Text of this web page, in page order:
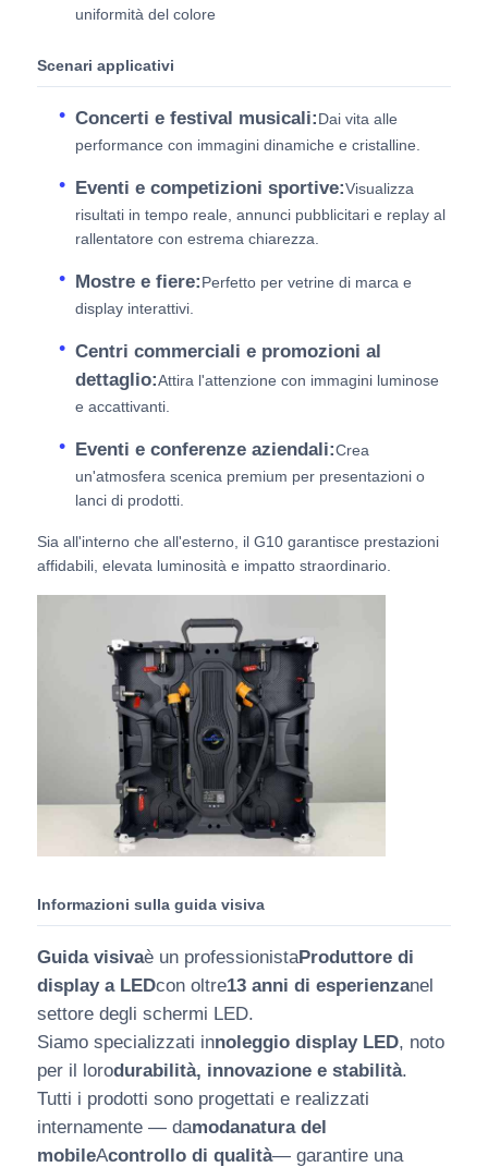
uniformità del colore
Scenari applicativi
Concerti e festival musicali:Dai vita alle
performance con immagini dinamiche e cristalline.
Eventi e competizioni sportive:Visualizza
risultati in tempo reale, annunci pubblicitari e replay al
rallentatore con estrema chiarezza.
Mostre e fiere:Perfetto per vetrine di marca e
display interattivi.
Centri commerciali e promozioni al
dettaglio:Attira l'attenzione con immagini luminose
e accattivanti.
Eventi e conferenze aziendali:Crea
un'atmosfera scenica premium per presentazioni o
lanci di prodotti.
Sia all'interno che all'esterno, il G10 garantisce prestazioni
affidabili, elevata luminosità e impatto straordinario.
Informazioni sulla guida visiva
Guida visivaè un professionistaProduttore di
display a LEDcon oltre13 anni di esperienzanel
settore degli schermi LED.
Siamo specializzati innoleggio display LED, noto
per il lorodurabilità, innovazione e stabilità.
Tutti i prodotti sono progettati e realizzati
internamente — damodanatura del
mobileAcontrollo di qualità— garantire una